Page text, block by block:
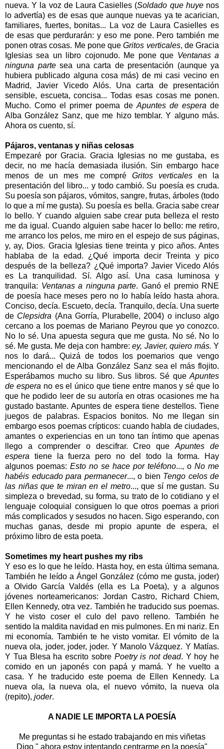
nueva. Y la voz de Laura Casielles (Soldado que huyenos
lo advertía) es de esas que aunque nuevas ya te acarician,
familiares, fuertes, bonitas... La voz de Laura Casielles es
de esas que perdurarán: y eso me pone. Pero también me
ponen otras cosas. Me pone queGritos verticales, de Gracia
Iglesias sea un libro cojonudo. Me pone que Ventanas a
ninguna parte sea una carta de presentación (aunque ya
hubiera publicado alguna cosa más) de mi casi vecino en
Madrid, Javier Vicedo Alós. Una carta de presentación
sensible, escueta, concisa... Todas esas cosas me ponen.
Mucho. Como el primer poema de Apuntes de espera de
Alba González Sanz, que me hizo temblar. Y alguno más.
Ahora os cuento, sí.
Pájaros, ventanas y niñas celosas
Empezaré por Gracia. Gracia Iglesias no me gustaba, es
decir, no me hacía demasiada ilusión. Sin embargo hace
menos de un mes me compréGritos verticales en la
presentación del libro... y todo cambió. Su poesía es cruda.
Su poesía son pájaros, vómitos, sangre, frutas, árboles (todo
lo que a mí me gusta). Su poesía es bella. Gracia sabe crear
lo bello. Y cuando alguien sabe crear puta belleza el resto
me da igual. Cuando alguien sabe hacer lo bello: me retiro,
me arranco los pelos, me miro en el espejo de sus páginas,
y, ay, Dios. Gracia Iglesias tiene treinta y pico años. Antes
hablaba de la edad. ¿Qué importa decir Treinta y pico
después de la belleza? ¿Qué importa? Javier Vicedo Alós
es La tranquilidad. Sí. Algo así. Una casa luminosa y
tranquila: Ventanas a ninguna parte. Ganó el premio RNE
de poesía hace meses pero no lo había leído hasta ahora.
Conciso, decía. Escueto, decía. Tranquilo, decía. Una suerte
de Clepsidra (Ana Gorría, Plurabelle, 2004) o incluso algo
cercano a los poemas de Mariano Peyrou que yo conozco.
No lo sé. Una apuesta segura que me gusta. No sé. No lo
sé. Me gusta. Me deja con hambre:ey, Javier, quiero más. Y
nos lo dará... Quizá de todos los poemarios que vengo
mencionando el de Alba González Sanz sea el más flojito.
Esperábamos mucho su libro. Sus libros. Sé que Apuntes
de espera no es el único que tiene entre manos y sé que lo
que he podido leer de su autoría en otras ocasiones me ha
gustado bastante. Apuntes de espera tiene destellos. Tiene
juegos de palabras. Espacios bonitos. No me llegan sin
embargo esos poemas crípticos: cuando habla de ciudades,
amantes o experiencias en un tono tan íntimo que apenas
llego a comprender o descifrar. Creo queApuntes de
espera tiene la fuerza pero no del todo la forma. Hay
algunos poemas: Esto no se hace por teléfono..., o No me
habéis educado para permanecer..., o bien Tengo celos de
las niñas que te miran en el metro..., que sí me gustan. Su
simpleza o brevedad, su forma, su trato de lo cotidiano y el
lenguaje coloquial consiguen lo que otros poemas a priori
más complicados y sesudos no hacen. Sigo esperando, con
muchas ganas, desde mi propio apunte de espera, el
próximo libro de esta poeta.
Sometimes my heart pushes my ribs
Y eso es lo que he leído. Hasta hoy, en esta última semana.
También he leído a Ángel González (cómo me gusta, joder)
a Olvido García Valdés (ella es La Poeta), y a algunos
jóvenes norteamericanos: Jordan Castro, Richard Chiem,
Ellen Kennedy, otra vez. También he traducido sus poemas.
Y he visto coser el culo del pavo relleno. También he
sentido la maldita navidad en mis pulmones. En mi nariz. En
mi economía. También te he visto vomitar. El vómito de la
nueva ola, joder, joder, joder. Y Manolo Vázquez. Y Matías.
Y Tua Blesa ha escrito sobre Poetry is not dead. Y hoy he
comido en un japonés con papá y mamá. Y he vuelto a
casa. Y he traducido este poema de Ellen Kennedy. La
nueva ola, la nueva ola, el nuevo vómito, la nueva ola
(repito), joder.
A NADIE LE IMPORTA LA POESÍA
Me preguntas si he estado trabajando en mis viñetas
Digo " ahora estoy intentando centrarme en la poesía"